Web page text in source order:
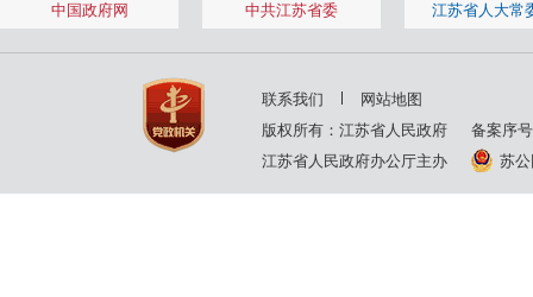
中国政府网 中共江苏省委 江苏省人大常
联系我们
网站地图
版权所有：江苏省人民政府
备案序
江苏省人民政府办公厅主办
苏